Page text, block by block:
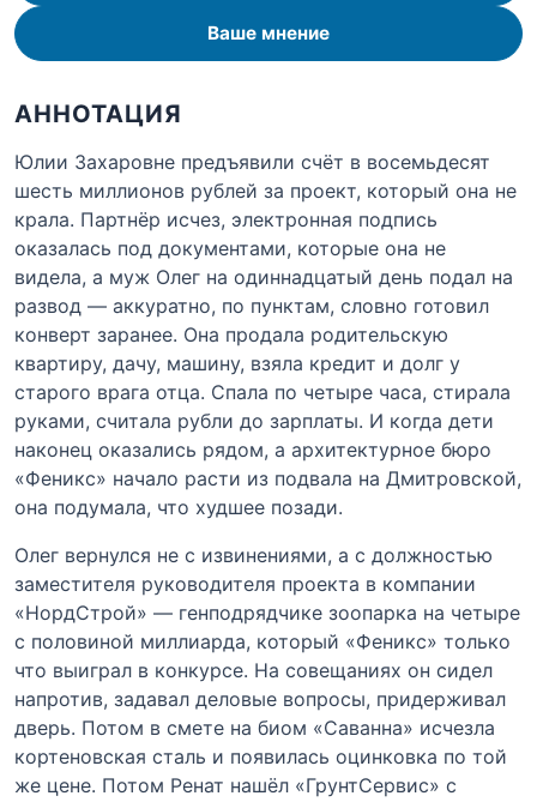
Ваше мнение
АННОТАЦИЯ
Юлии Захаровне предъявили счёт в восемьдесят
шесть миллионов рублей за проект, который она не
крала. Партнёр исчез, электронная подпись
оказалась под документами, которые она не
видела, а муж Олег на одиннадцатый день подал на
развод — аккуратно, по пунктам, словно готовил
конверт заранее. Она продала родительскую
квартиру, дачу, машину, взяла кредит и долг у
старого врага отца. Спала по четыре часа, стирала
руками, считала рубли до зарплаты. И когда дети
наконец оказались рядом, а архитектурное бюро
«Феникс» начало расти из подвала на Дмитровской,
она подумала, что худшее позади.
Олег вернулся не с извинениями, а с должностью
заместителя руководителя проекта в компании
«НордСтрой» — генподрядчике зоопарка на четыре
с половиной миллиарда, который «Феникс» только
что выиграл в конкурсе. На совещаниях он сидел
напротив, задавал деловые вопросы, придерживал
дверь. Потом в смете на биом «Саванна» исчезла
кортеновская сталь и появилась оцинковка по той
же цене. Потом Ренат нашёл «ГрунтСервис» с